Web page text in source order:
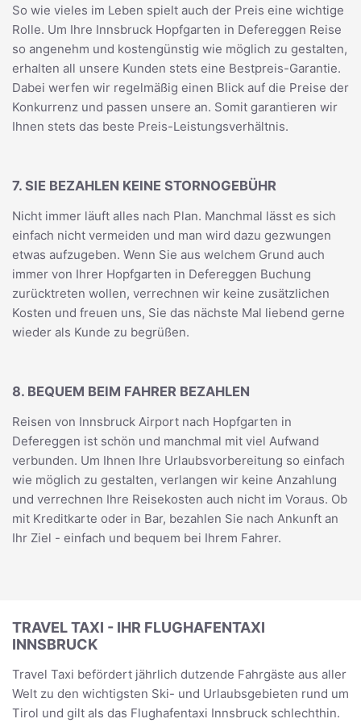
So wie vieles im Leben spielt auch der Preis eine wichtige
Rolle. Um Ihre Innsbruck Hopfgarten in Defereggen Reise
so angenehm und kostengünstig wie möglich zu gestalten,
erhalten all unsere Kunden stets eine Bestpreis-Garantie.
Dabei werfen wir regelmäßig einen Blick auf die Preise der
Konkurrenz und passen unsere an. Somit garantieren wir
Ihnen stets das beste Preis-Leistungsverhältnis.
7. SIE BEZAHLEN KEINE STORNOGEBÜHR
Nicht immer läuft alles nach Plan. Manchmal lässt es sich
einfach nicht vermeiden und man wird dazu gezwungen
etwas aufzugeben. Wenn Sie aus welchem Grund auch
immer von Ihrer Hopfgarten in Defereggen Buchung
zurücktreten wollen, verrechnen wir keine zusätzlichen
Kosten und freuen uns, Sie das nächste Mal liebend gerne
wieder als Kunde zu begrüßen.
8. BEQUEM BEIM FAHRER BEZAHLEN
Reisen von Innsbruck Airport nach Hopfgarten in
Defereggen ist schön und manchmal mit viel Aufwand
verbunden. Um Ihnen Ihre Urlaubsvorbereitung so einfach
wie möglich zu gestalten, verlangen wir keine Anzahlung
und verrechnen Ihre Reisekosten auch nicht im Voraus. Ob
mit Kreditkarte oder in Bar, bezahlen Sie nach Ankunft an
Ihr Ziel - einfach und bequem bei Ihrem Fahrer.
TRAVEL TAXI - IHR FLUGHAFENTAXI
INNSBRUCK
Travel Taxi befördert jährlich dutzende Fahrgäste aus aller
Welt zu den wichtigsten Ski- und Urlaubsgebieten rund um
Tirol und gilt als das Flughafentaxi Innsbruck schlechthin.